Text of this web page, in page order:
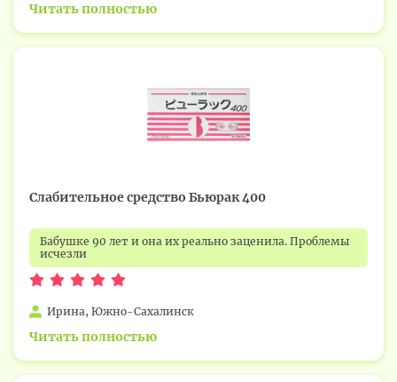
Читать полностью
Слабительное средство Бьюрак 400
Бабушке 90 лет и она их реально заценила. Проблемы
исчезли
Ирина, Южно-Сахалинск
Читать полностью